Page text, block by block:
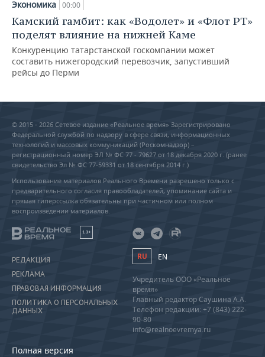
Экономика 00:00
Камский гамбит: как «Водолет» и «Флот РТ»
поделят влияние на нижней Каме
Конкуренцию татарстанской госкомпании может
составить нижегородский перевозчик, запустивший
рейсы до Перми
© 2015 - 2026 Сетевое издание «Реальное время» Зарегистрировано
Федеральной службой по надзору в сфере связи, информационных
технологий и массовых коммуникаций (Роскомнадзор) –
регистрационный номер ЭЛ № ФС 77 - 79627 от 18 декабря 2020 г. (ранее
свидетельство Эл № ФС 77-59331 от 18 сентября 2014 г.)
Использование материалов Реального Времени разрешено только с
предварительного согласия правообладателей, упоминание сайта и
прямая гиперссылка обязательны при частичном или полном
воспроизведении материалов.
18+
РЕДАКЦИЯ
РЕКЛАМА
ПРАВОВАЯ ИНФОРМАЦИЯ
ПОЛИТИКА О ПЕРСОНАЛЬНЫХ
ДАННЫХ
Полная версия
RU EN
Учредитель ООО «Реальное
время»
Главный редактор Саушина А.А.
Телефон редакции: +7 (843) 222-
90-80
info@realnoevremya.ru